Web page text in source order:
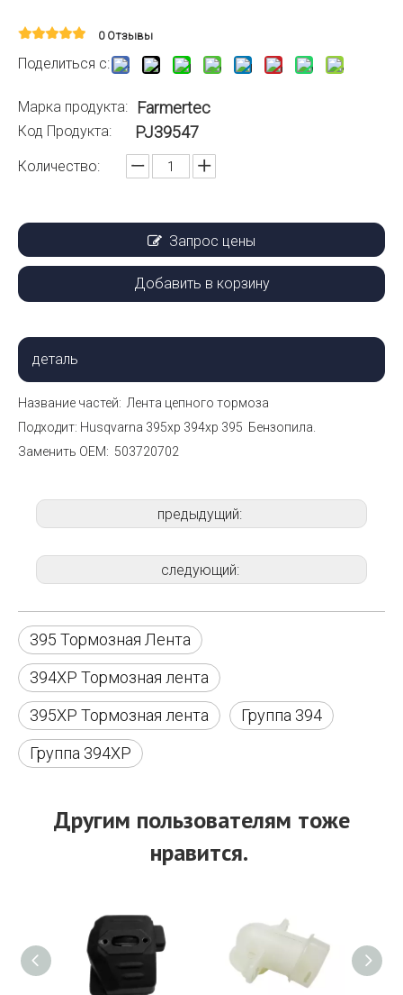
0 Отзывы
Поделиться с:
Марка продукта: Farmertec
Код Продукта: PJ39547
Количество:
Запрос цены
Добавить в корзину
деталь
Название частей: Лента цепного тормоза
Подходит: Husqvarna 395xp 394xp 395 Бензопила.
Заменить ОЕМ: 503720702
предыдущий:
следующий:
395 Тормозная Лента
394XP Тормозная лента
395XP Тормозная лента
Группа 394
Группа 394XP
Другим пользователям тоже
нравится.